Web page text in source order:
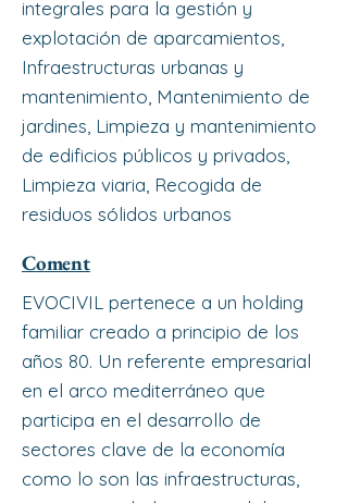
integrales para la gestión y
explotación de aparcamientos,
Infraestructuras urbanas y
mantenimiento, Mantenimiento de
jardines, Limpieza y mantenimiento
de edificios públicos y privados,
Limpieza viaria, Recogida de
residuos sólidos urbanos
Coment
EVOCIVIL pertenece a un holding
familiar creado a principio de los
años 80. Un referente empresarial
en el arco mediterráneo que
participa en el desarrollo de
sectores clave de la economía
como lo son las infraestructuras,